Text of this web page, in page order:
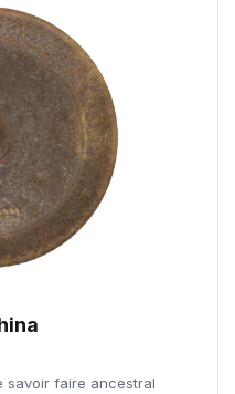
savoir faire ancestral